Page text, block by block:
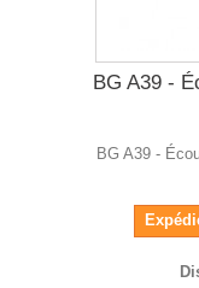
BG A39 -
BG A39 -